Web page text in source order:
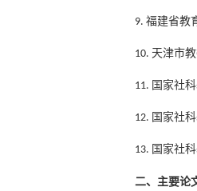
9. 福建省教
10. 天津市
11. 国家社
12. 国家社
13. 国家社
二、主要论